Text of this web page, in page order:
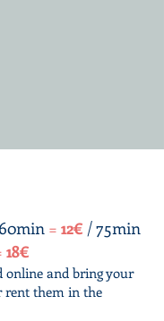
60min = 12€ / 75min
18€
online and bring your
rent them in the